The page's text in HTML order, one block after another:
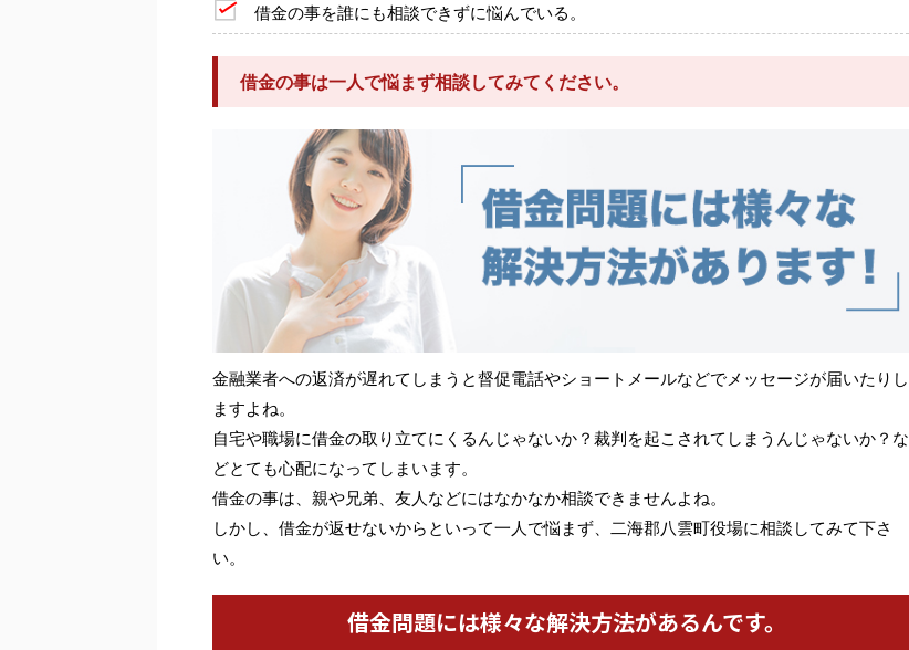
借金の事を誰にも相談できずに悩んでいる。
借金の事は一人で悩まず相談してみてください。
金融業者への返済が遅れてしまうと督促電話やショートメールなどでメッセージが届いたりし
ますよね。
自宅や職場に借金の取り立てにくるんじゃないか？裁判を起こされてしまうんじゃないか？な
どとても心配になってしまいます。
借金の事は、親や兄弟、友人などにはなかなか相談できませんよね。
しかし、借金が返せないからといって一人で悩まず、二海郡八雲町役場に相談してみて下さ
い。
借金問題には様々な解決方法があるんです。